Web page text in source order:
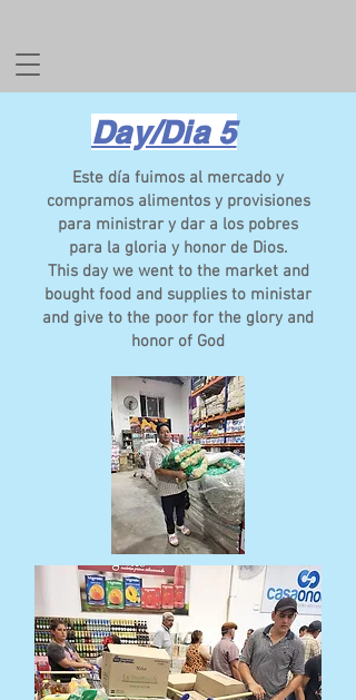
Day/Dia 5
Este día fuimos al mercado y
compramos alimentos y provisiones
para ministrar y dar a los pobres
para la gloria y honor de Dios.
This day we went to the market and
bought food and supplies to ministar
and give to the poor for the glory and
honor of God